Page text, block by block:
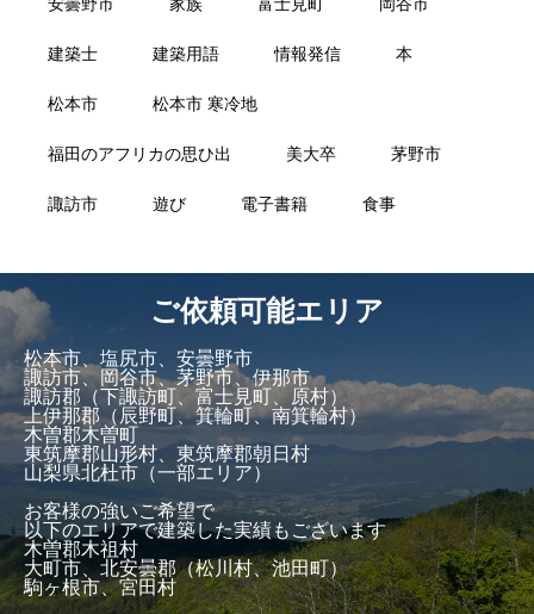
安曇野市 家族 富士見町 岡谷市
建築士 建築用語 情報発信 本
松本市 松本市 寒冷地
福田のアフリカの思ひ出 美大卒 茅野市
諏訪市 遊び 電子書籍 食事
ご依頼可能エリア
松本市、塩尻市、安曇野市
諏訪市、岡谷市、茅野市、伊那市
諏訪郡（下諏訪町、富士見町、原村）
上伊那郡（辰野町、箕輪町、南箕輪村）
木曽郡木曽町
東筑摩郡山形村、東筑摩郡朝日村
山梨県北杜市（一部エリア）
お客様の強いご希望で
以下のエリアで建築した実績もございます
木曽郡木祖村
大町市、北安曇郡（松川村、池田町）
駒ヶ根市、宮田村